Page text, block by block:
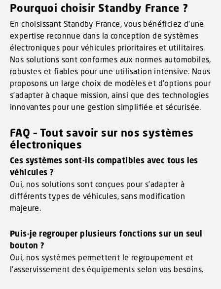
Pourquoi choisir Standby France ?
En choisissant Standby France, vous bénéficiez d’une
expertise reconnue dans la conception de systèmes
électroniques pour véhicules prioritaires et utilitaires.
Nos solutions sont conformes aux normes automobiles,
robustes et fiables pour une utilisation intensive. Nous
proposons un large choix de modèles et d’options pour
s’adapter à chaque mission, ainsi que des technologies
innovantes pour une gestion simplifiée et sécurisée.
FAQ – Tout savoir sur nos systèmes
électroniques
Ces systèmes sont-ils compatibles avec tous les
véhicules ?
Oui, nos solutions sont conçues pour s’adapter à
différents types de véhicules, sans modification
majeure.
Puis-je regrouper plusieurs fonctions sur un seul
bouton ?
Oui, nos systèmes permettent le regroupement et
l’asservissement des équipements selon vos besoins.